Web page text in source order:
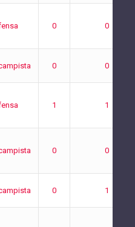
0 0
0 0
1 1
0 0
0 1